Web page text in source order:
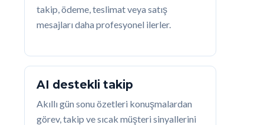
takip, ödeme, teslimat veya satış
mesajları daha profesyonel ilerler.
AI destekli takip
Akıllı gün sonu özetleri konuşmalardan
görev, takip ve sıcak müşteri sinyallerini